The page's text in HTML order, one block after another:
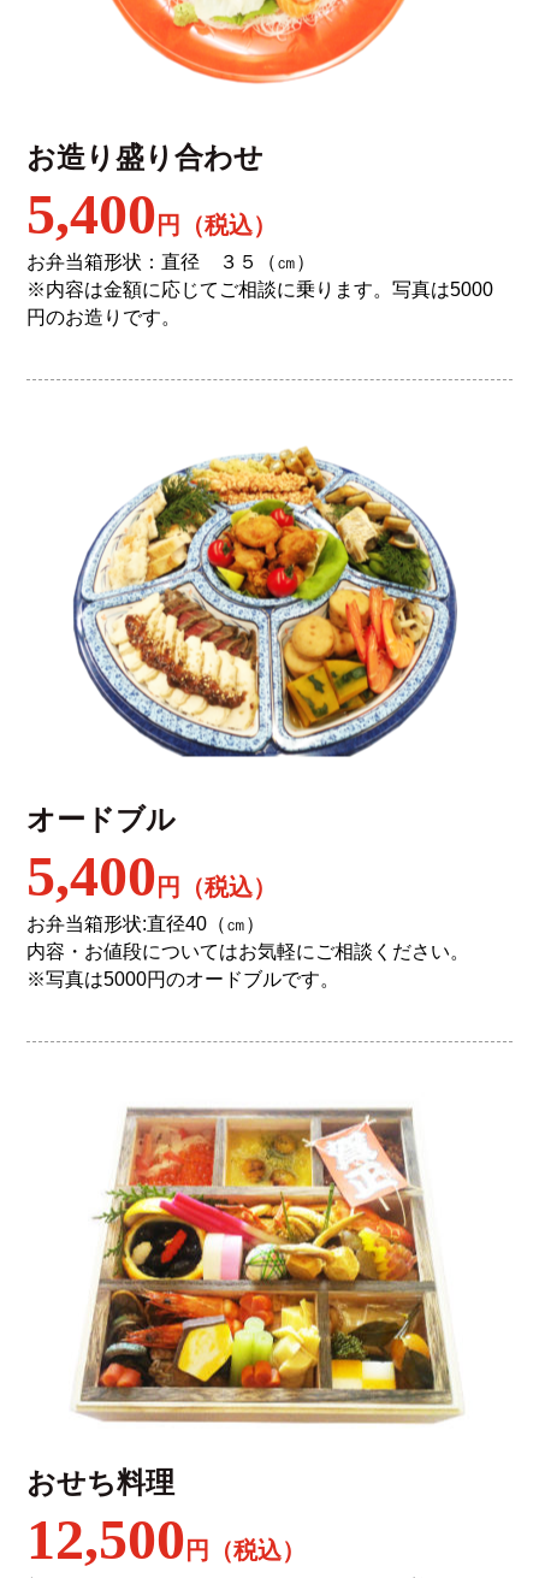
お造り盛り合わせ
5,400 円（税込）
お弁当箱形状：直径 ３５（㎝）
※内容は金額に応じてご相談に乗ります。写真は5000
円のお造りです。
オードブル
5,400 円（税込）
お弁当箱形状:直径40（㎝）
内容・お値段についてはお気軽にご相談ください。
※写真は5000円のオードブルです。
おせち料理
12,500 円（税込）